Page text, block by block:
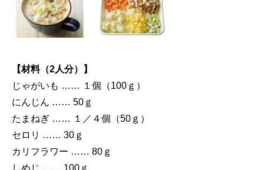
【材料（2人分）】
じゃがいも …… １個（100ｇ）
にんじん …… 50ｇ
たまねぎ …… １／４個（50ｇ）
セロリ …… 30ｇ
カリフラワー …… 80ｇ
しめじ …… 100ｇ